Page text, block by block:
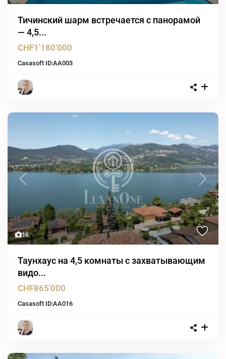
Тичинский шарм встречается с панорамой
— 4,5...
CHF1'180'000
Casasoft ID:AA003
16
Previous Next
Таунхаус на 4,5 комнаты с захватывающим
видо...
CHF865'000
Casasoft ID:AA016